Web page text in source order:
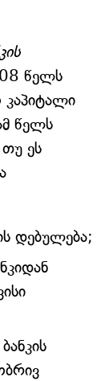
წელს
კაპიტალი
წელს
ეს
დებულება;